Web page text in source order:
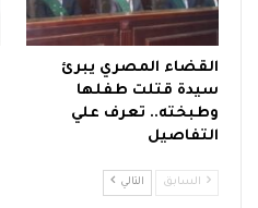
القضاء المصري يبرئ
سيدة قتلت طفلها
وطبخته.. تعرف علي
التفاصيل
السابق التالي